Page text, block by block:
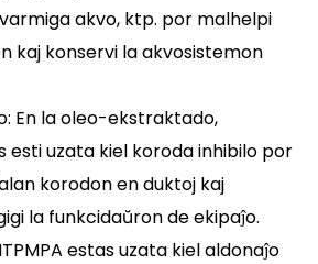
akvo, ktp. por malhelpi
kaj konservi la akvosistemon
En la oleo-ekstraktado,
esti uzata kiel koroda inhibilo por
korodon en duktoj kaj
la funkcidaŭron de ekipaĵo.
estas uzata kiel aldonaĵo